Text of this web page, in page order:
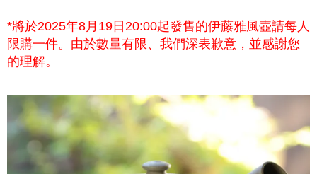
*將於2025年8月19日20:00起發售的伊藤雅風壺請每人
限購一件。由於數量有限、我們深表歉意，並感謝您
的理解。